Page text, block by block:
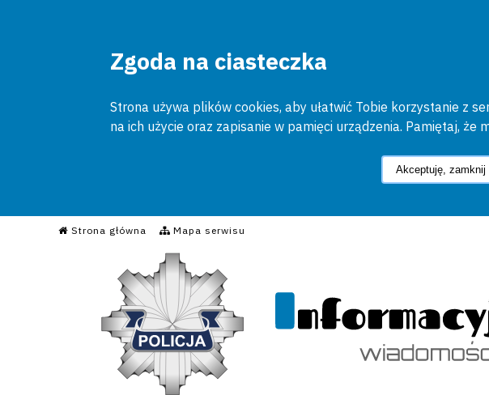
Zgoda na ciasteczka
Strona używa plików cookies, aby ułatwić Tobie korzystanie z
na ich użycie oraz zapisanie w pamięci urządzenia. Pamiętaj,
Akceptuję, zamknij
Strona główna Mapa serwisu
Informacyjny Serwis Policyjny